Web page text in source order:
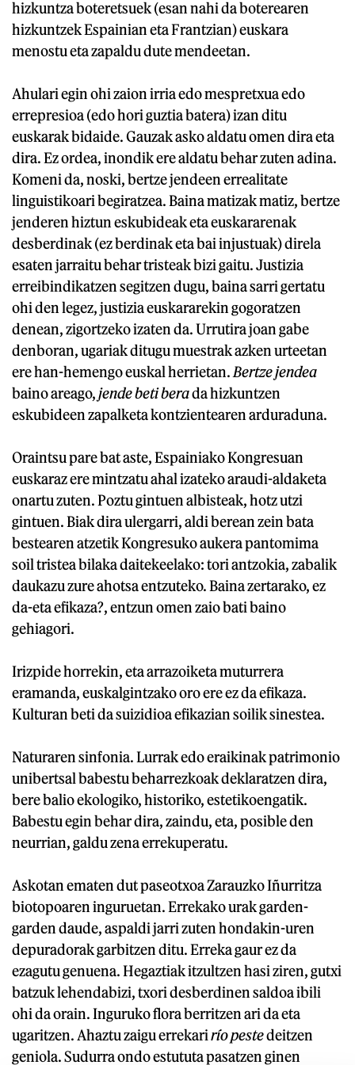
hizkuntza boteretsuek (esan nahi da boterearen
hizkuntzek Espainian eta Frantzian) euskara
menostu eta zapaldu dute mendeetan.
Ahulari egin ohi zaion irria edo mespretxua edo
errepresioa (edo hori guztia batera) izan ditu
euskarak bidaide. Gauzak asko aldatu omen dira eta
dira. Ez ordea, inondik ere aldatu behar zuten adina.
Komeni da, noski, bertze jendeen errealitate
linguistikoari begiratzea. Baina matizak matiz, bertze
jenderen hiztun eskubideak eta euskararenak
desberdinak (ez berdinak eta bai injustuak) direla
esaten jarraitu behar tristeak bizi gaitu. Justizia
erreibindikatzen segitzen dugu, baina sarri gertatu
ohi den legez, justizia euskararekin gogoratzen
denean, zigortzeko izaten da. Urrutira joan gabe
denboran, ugariak ditugu muestrak azken urteetan
ere han-hemengo euskal herrietan. Bertze jendea
baino areago,jende beti berada hizkuntzen
eskubideen zapalketa kontzientearen arduraduna.
Oraintsu pare bat aste, Espainiako Kongresuan
euskaraz ere mintzatu ahal izateko araudi-aldaketa
onartu zuten. Poztu gintuen albisteak, hotz utzi
gintuen. Biak dira ulergarri, aldi berean zein bata
bestearen atzetik Kongresuko aukera pantomima
soil tristea bilaka daitekeelako: tori antzokia, zabalik
daukazu zure ahotsa entzuteko. Baina zertarako, ez
da-eta efikaza?, entzun omen zaio bati baino
gehiagori.
Irizpide horrekin, eta arrazoiketa muturrera
eramanda, euskalgintzako oro ere ez da efikaza.
Kulturan beti da suizidioa efikazian soilik sinestea.
Naturaren sinfonia. Lurrak edo eraikinak patrimonio
unibertsal babestu beharrezkoak deklaratzen dira,
bere balio ekologiko, historiko, estetikoengatik.
Babestu egin behar dira, zaindu, eta, posible den
neurrian, galdu zena errekuperatu.
Askotan ematen dut paseotxoa Zarauzko Iñurritza
biotopoaren inguruetan. Errekako urak garden-
garden daude, aspaldi jarri zuten hondakin-uren
depuradorak garbitzen ditu. Erreka gaur ez da
ezagutu genuena. Hegaztiak itzultzen hasi ziren, gutxi
batzuk lehendabizi, txori desberdinen saldoa ibili
ohi da orain. Inguruko flora berritzen ari da eta
ugaritzen. Ahaztu zaigu errekarirío pestedeitzen
geniola. Sudurra ondo estututa pasatzen ginen